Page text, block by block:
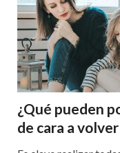
¿Qué pueden
de cara a